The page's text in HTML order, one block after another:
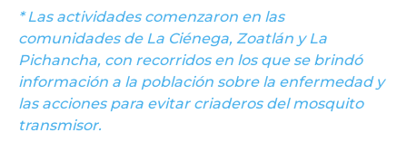
* Las actividades comenzaron en las
comunidades de La Ciénega, Zoatlán y La
Pichancha, con recorridos en los que se brindó
información a la población sobre la enfermedad y
las acciones para evitar criaderos del mosquito
transmisor.